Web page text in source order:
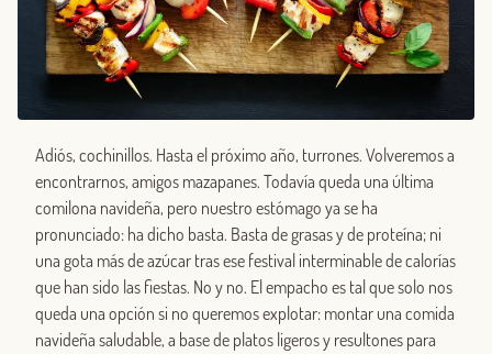
Adiós, cochinillos. Hasta el próximo año, turrones. Volveremos a
encontrarnos, amigos mazapanes. Todavía queda una última
comilona navideña, pero nuestro estómago ya se ha
pronunciado: ha dicho basta. Basta de grasas y de proteína; ni
una gota más de azúcar tras ese festival interminable de calorías
que han sido las fiestas. No y no. El empacho es tal que solo nos
queda una opción si no queremos explotar: montar una comida
navideña saludable, a base de platos ligeros y resultones para